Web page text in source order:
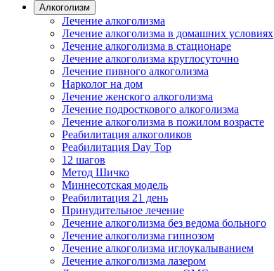
Алкоголизм
Лечение алкоголизма
Лечение алкоголизма в домашних условиях
Лечение алкоголизма в стационаре
Лечение алкоголизма круглосуточно
Лечение пивного алкоголизма
Нарколог на дом
Лечение женского алкоголизма
Лечение подросткового алкоголизма
Лечение алкоголизма в пожилом возрасте
Реабилитация алкоголиков
Реабилитация Day Top
12 шагов
Метод Шичко
Миннесотская модель
Реабилитация 21 день
Принудительное лечение
Лечение алкоголизма без ведома больного
Лечение алкоголизма гипнозом
Лечение алкоголизма иглоукалыванием
Лечение алкоголизма лазером